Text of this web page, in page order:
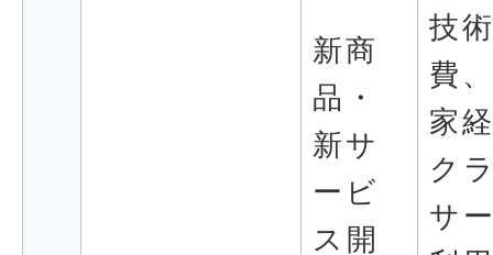
新商
品・
新サ
ービ
ス開
技
費
家
ク
サ